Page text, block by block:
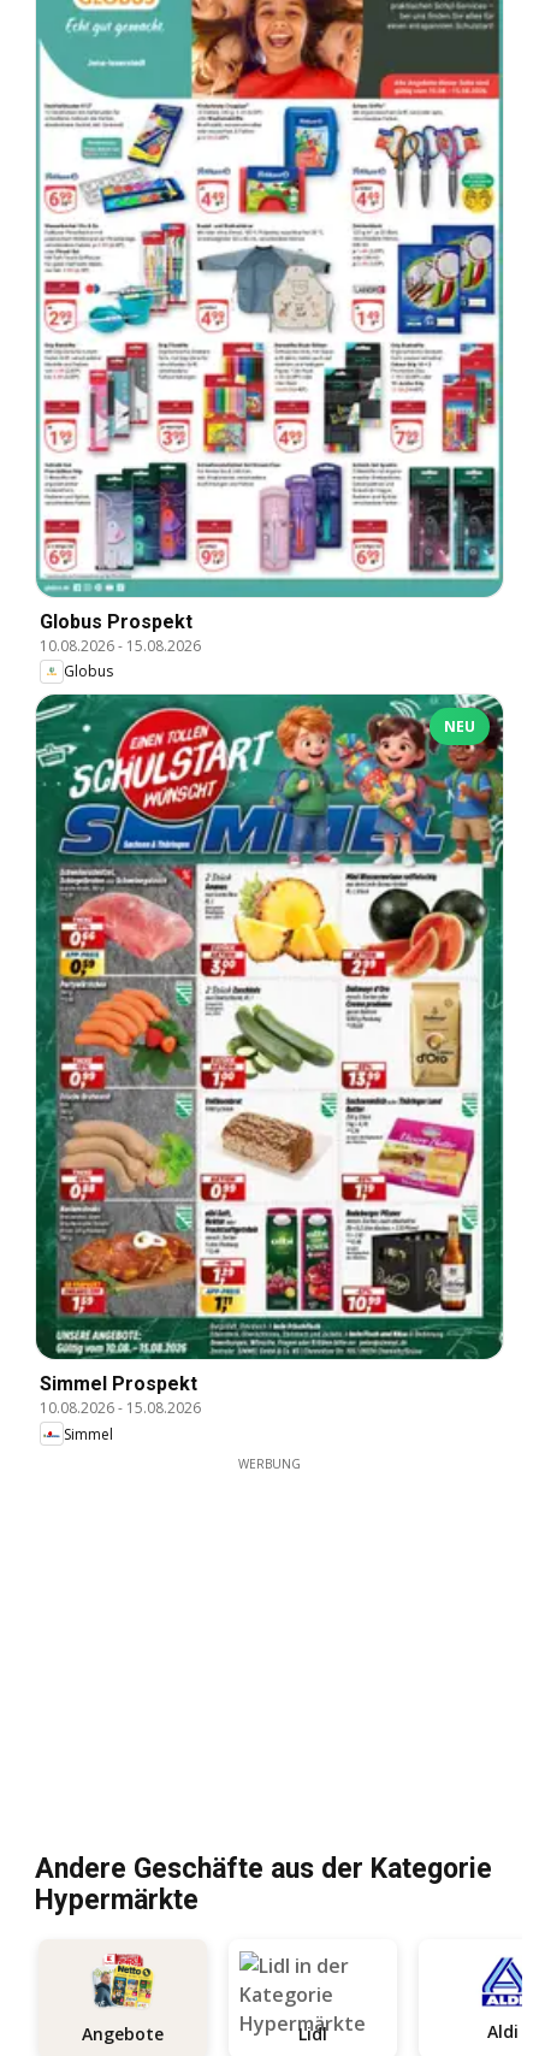
Globus Prospekt
10.08.2026- 15.08.2026
Globus
NEU
Simmel Prospekt
10.08.2026- 15.08.2026
Simmel
WERBUNG
Andere Geschäfte aus der Kategorie
Hypermärkte
Angebote Lidl Aldi